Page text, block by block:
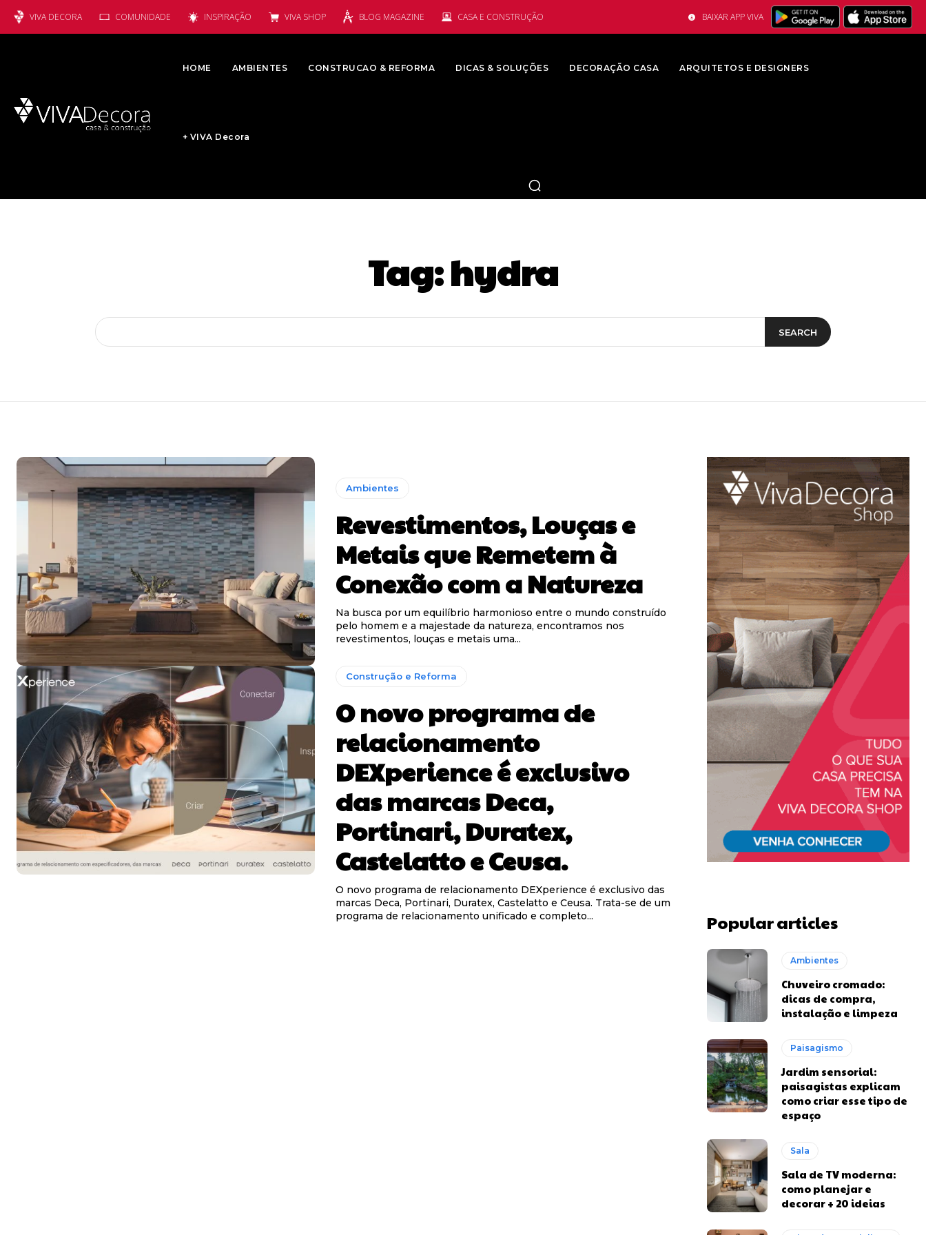
VIVA DECORA COMUNIDADE INSPIRAÇÃO VIVA SHOP BLOG MAGAZINE CASA E CONSTRUÇÃO BAIXAR APP VIVA
HOME AMBIENTES CONSTRUCAO & REFORMA DICAS & SOLUÇÕES DECORAÇÃO CASA ARQUITETOS E DESIGNERS
+ VIVA Decora
Tag:hydra
SEARCH
Ambientes
Revestimentos, Louças e
Metais que Remetem à
Conexão com a Natureza
Na busca por um equilíbrio harmonioso entre o mundo construído
pelo homem e a majestade da natureza, encontramos nos
revestimentos, louças e metais uma...
Construção e Reforma
O novo programa de
relacionamento
DEXperience é exclusivo
das marcas Deca,
Portinari, Duratex,
Castelatto e Ceusa.
O novo programa de relacionamento DEXperience é exclusivo das
marcas Deca, Portinari, Duratex, Castelatto e Ceusa. Trata-se de um
programa de relacionamento unificado e completo...
Popular articles
Ambientes
Chuveiro cromado:
dicas de compra,
instalação e limpeza
Paisagismo
Jardim sensorial:
paisagistas explicam
como criar esse tipo de
espaço
Sala
Sala de TV moderna:
como planejar e
decorar + 20 ideias